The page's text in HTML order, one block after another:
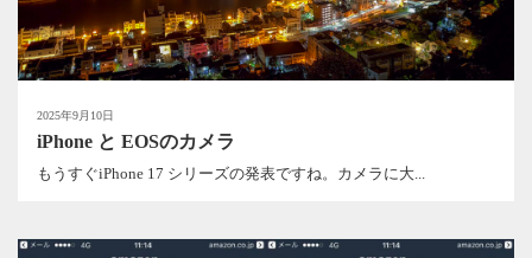
2025年9月10日
iPhone と EOSのカメラ
もうすぐiPhone 17 シリーズの発表ですね。カメラに大...